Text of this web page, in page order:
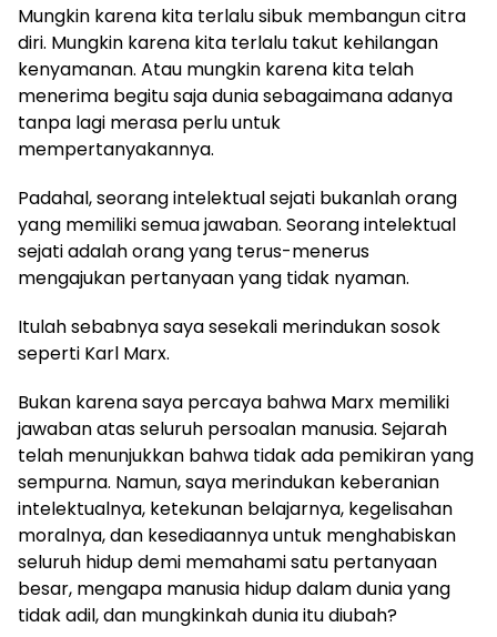
Mungkin karena kita terlalu sibuk membangun citra
diri. Mungkin karena kita terlalu takut kehilangan
kenyamanan. Atau mungkin karena kita telah
menerima begitu saja dunia sebagaimana adanya
tanpa lagi merasa perlu untuk
mempertanyakannya.
Padahal, seorang intelektual sejati bukanlah orang
yang memiliki semua jawaban. Seorang intelektual
sejati adalah orang yang terus-menerus
mengajukan pertanyaan yang tidak nyaman.
Itulah sebabnya saya sesekali merindukan sosok
seperti Karl Marx.
Bukan karena saya percaya bahwa Marx memiliki
jawaban atas seluruh persoalan manusia. Sejarah
telah menunjukkan bahwa tidak ada pemikiran yang
sempurna. Namun, saya merindukan keberanian
intelektualnya, ketekunan belajarnya, kegelisahan
moralnya, dan kesediaannya untuk menghabiskan
seluruh hidup demi memahami satu pertanyaan
besar, mengapa manusia hidup dalam dunia yang
tidak adil, dan mungkinkah dunia itu diubah?